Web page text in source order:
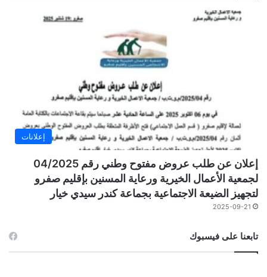
إعلانات
إعلان عن طلب عروض مفتوح وطني رقم 04/2025
لجمعية الأعمال الخيرية ورعاية المسنين بإقليم صفرو
لتجهيز الضيعة الاجتماعية بجماعة كندر سيدي خيار
2025-09-21
تابعنا على فيسبوك